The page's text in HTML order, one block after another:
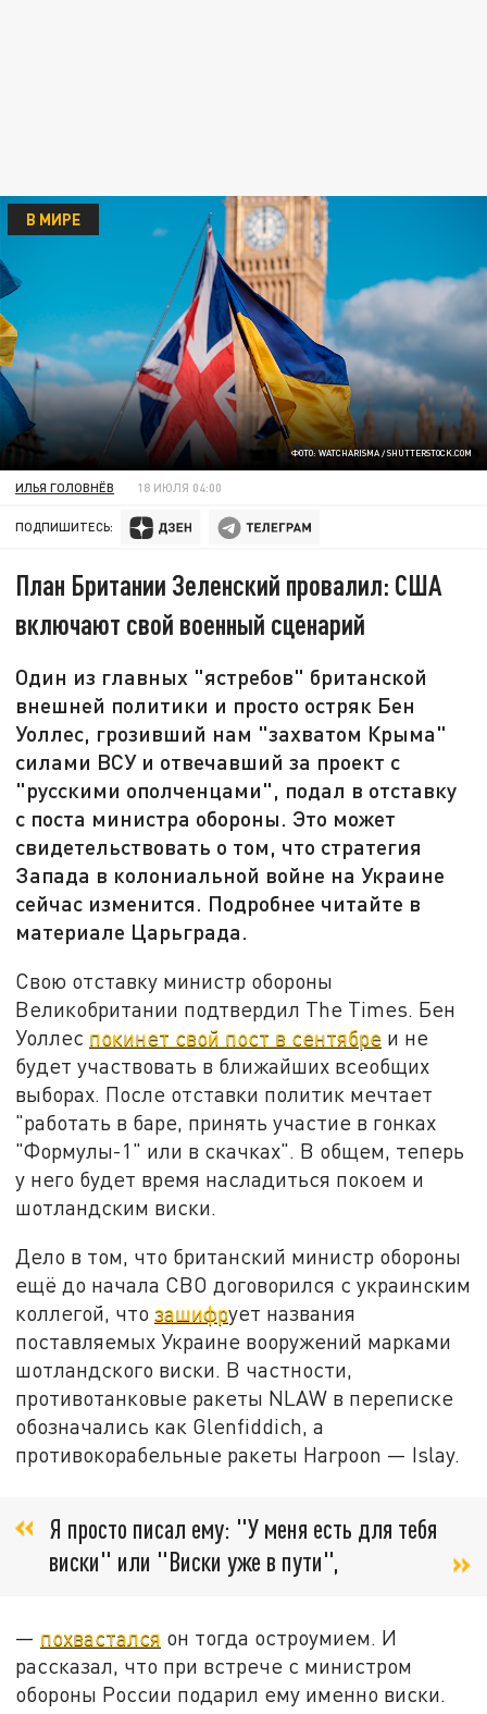
ФОТО: WATCHARISMA / SHUTTERSTOCK.COM
В МИРЕ
ИЛЬЯ ГОЛОВНЁВ 18 ИЮЛЯ 04:00
ПОДПИШИТЕСЬ:
План Британии Зеленский провалил: США
включают свой военный сценарий
Один из главных "ястребов" британской
внешней политики и просто остряк Бен
Уоллес, грозивший нам "захватом Крыма"
силами ВСУ и отвечавший за проект с
"русскими ополченцами", подал в отставку
с поста министра обороны. Это может
свидетельствовать о том, что стратегия
Запада в колониальной войне на Украине
сейчас изменится. Подробнее читайте в
материале Царьграда.
Cвою отставку министр обороны
Великобритании подтвердил The Times. Бен
Уоллес покинет свой пост в сентябре и не
будет участвовать в ближайших всеобщих
выборах. После отставки политик мечтает
"работать в баре, принять участие в гонках
"Формулы-1" или в скачках". В общем, теперь
у него будет время насладиться покоем и
шотландским виски.
Дело в том, что британский министр обороны
ещё до начала СВО договорился с украинским
коллегой, чтозашифрует названия
поставляемых Украине вооружений марками
шотландского виски. В частности,
противотанковые ракеты NLAW в переписке
обозначались как Glenfiddich, а
противокорабельные ракеты Harpoon — Islay.
Я просто писал ему: "У меня есть для тебя
виски" или "Виски уже в пути",
— похвастался он тогда остроумием. И
рассказал, что при встрече с министром
обороны России подарил ему именно виски.